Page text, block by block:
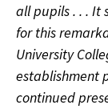
all pupils . . . It
for this
University
establishment
continued